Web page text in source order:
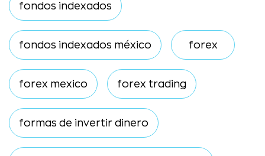
fondos indexados
fondos indexados méxico forex
forex mexico forex trading
formas de invertir dinero